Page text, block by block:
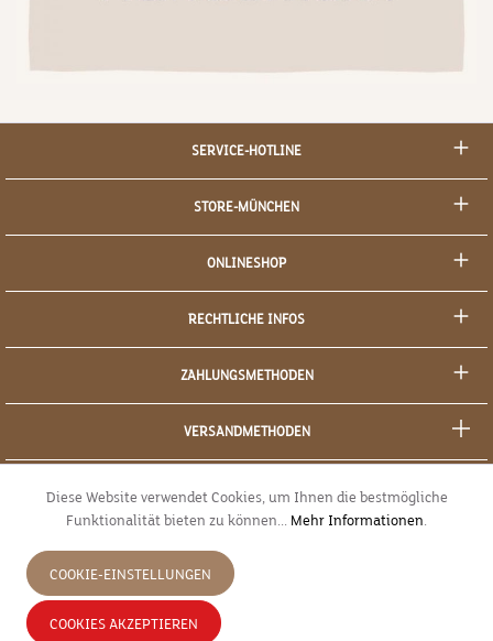
SERVICE-HOTLINE
STORE-MÜNCHEN
ONLINESHOP
RECHTLICHE INFOS
ZAHLUNGSMETHODEN
VERSANDMETHODEN
JETZT WIDERRUFEN
Diese Website verwendet Cookies, um Ihnen die bestmögliche
Funktionalität bieten zu können... Mehr Informationen.
COOKIE-EINSTELLUNGEN
COOKIES AKZEPTIEREN